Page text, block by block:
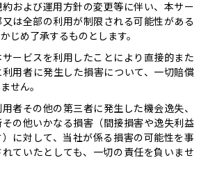
および運用方針の変更等に伴い、本サー
は全部の利用が制限される可能性がある
じめ了承するものとします。
ービスを利用したことにより直接的また
利用者に発生した損害について、一切賠償
せん。
者その他の第三者に発生した機会逸失、
の他いかなる損害（間接損害や逸失利益
に対して、当社が係る損害の可能性を事
ていたとしても、一切の責任を負いませ